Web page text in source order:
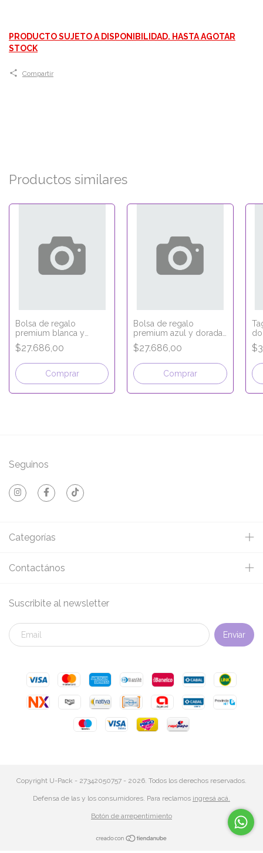
PRODUCTO SUJETO A DISPONIBILIDAD. HASTA AGOTAR
STOCK
Compartir
Productos similares
Bolsa de regalo
premium blanca y
dorada + Tag señalador
25x14x33 Crema
$27.686,00
Comprar
Bolsa de regalo
premium azul y dorada
+ Tag señalador
25x14x33 Verde
$27.686,00
Comprar
Seguinos
Categorías
Contactános
Suscribite al newsletter
Copyright U-Pack - 27342050757 - 2026. Todos los derechos reservados.
Defensa de las y los consumidores. Para reclamos ingresá acá.
Botón de arrepentimiento